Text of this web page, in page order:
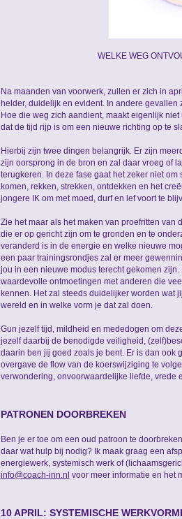
WELKE WEG
Na maanden van voorwerk, zullen er zich in
helder, duidelijk en evident. In andere
Hoe die weg zich aandient, maakt eigenlijk
dat de tijd rijp is om een nieuwe richting op te
Hierbij zijn twee dingen belangrijk. Er zijn
zijn oorsprong in de bron en zal daar vroeg of
terugkeren. In deze fase gaat het zeker niet
komen, rekken, strekken, ontdekken en het
jongere IK om met moed, durf en lef voort te
Zie het maar als het maken van proefritten
die er op gericht zijn om te gronden en te
veranderd is in de energie en welke nieuwe
een paar trainingsrondjes zal er meer
jou in een nieuwe modus terecht gekomen
waardevolle ontmoetingen met anderen die
kennen. Het zal steeds duidelijker worden wat
wereld en in welke vorm je dat zal doen.
Gun jezelf tijd, mildheid en mededogen om
jezelf daarbij de benodigde veiligheid,
daarin ben jij goed zoals je bent. Er is dan ook
overgave de flow van de koerswijziging te
verwondering, onvoorwaardelijke liefde, vrede
PATRONEN DOORBREKEN
Ben je er toe om een oud patroon te
daar wat hulp bij nodig? Ik maak graag een
energiewerk, systemisch werk of
info@coach-inn.nl voor meer informatie en het
10 APRIL: SYSTEMISCHE